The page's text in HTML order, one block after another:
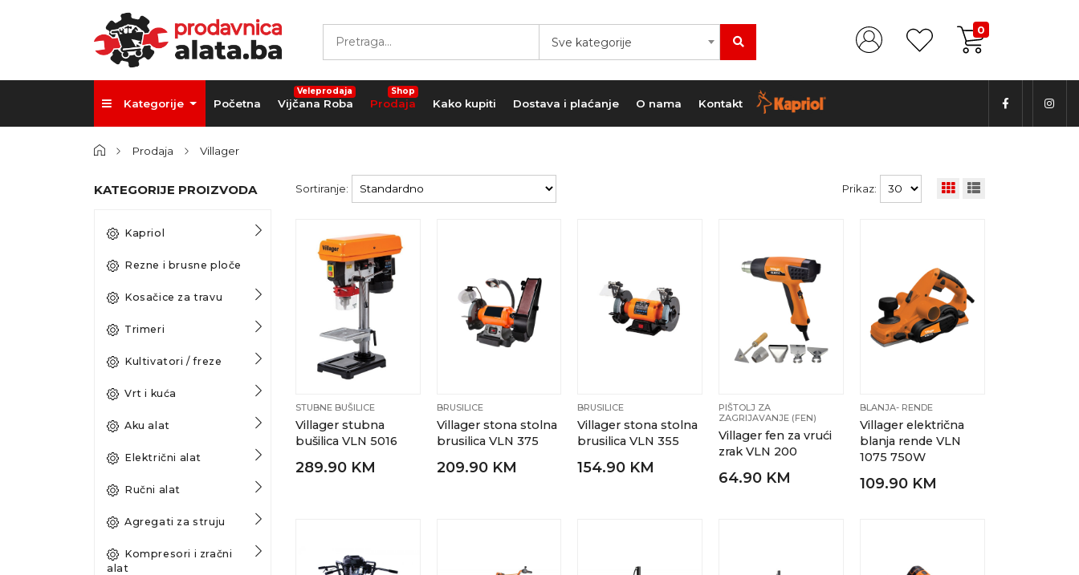
Sve kategorije
0
Kategorije Početna Vijčana Roba
Veleprodaja
Prodaja
Shop
Kako kupiti Dostava i plaćanje O nama Kontakt
Prodaja Villager
KATEGORIJE PROIZVODA
Kapriol
Rezne i brusne ploče
Kosačice za travu
Trimeri
Kultivatori / freze
Vrt i kuća
Aku alat
Električni alat
Ručni alat
Agregati za struju
Kompresori i zračni
alat
Sortiranje: Prikaz:
STUBNE BUŠILICE
Villager stubna
bušilica VLN 5016
289.90 KM
BRUSILICE
Villager stona stolna
brusilica VLN 375
209.90 KM
BRUSILICE
Villager stona stolna
brusilica VLN 355
154.90 KM
PIŠTOLJ ZA
ZAGRIJAVANJE (FEN)
Villager fen za vrući
zrak VLN 200
64.90 KM
BLANJA- RENDE
Villager električna
blanja rende VLN
1075 750W
109.90 KM